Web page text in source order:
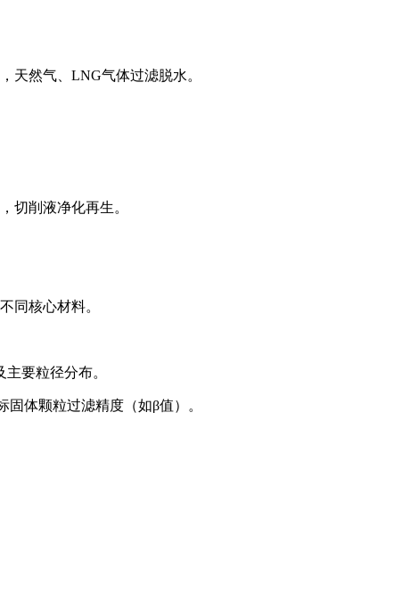
天然气、LNG气体过滤脱水。
切削液净化再生。
同核心材料。
要粒径分布。
体颗粒过滤精度（如β值）。